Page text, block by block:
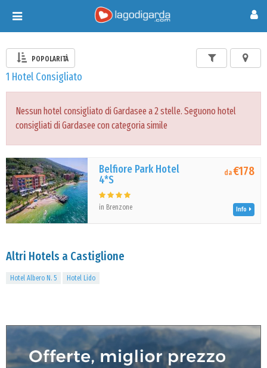
Toggle
navigation
POPOLARITÀ
1 Hotel Consigliato
Nessun hotel consigliato di Gardasee a 2 stelle. Seguono hotel
consigliati di Gardasee con categoria simile
Belfiore Park Hotel
4*S
in Brenzone
da€178
Info
Altri Hotels a Castiglione
Hotel Albero N. 5 Hotel Lido